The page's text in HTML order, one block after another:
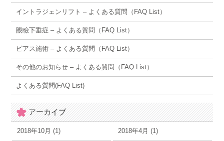
イントラジェンリフト – よくある質問（FAQ List）
眼瞼下垂症 – よくある質問（FAQ List）
ピアス施術 – よくある質問（FAQ List）
その他のお知らせ – よくある質問（FAQ List）
よくある質問(FAQ List)
アーカイブ
2018年10月 (1) 2018年4月 (1)